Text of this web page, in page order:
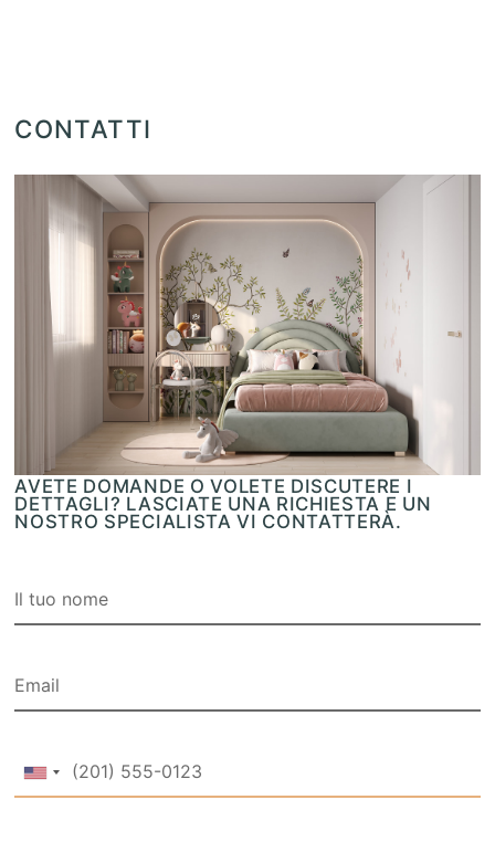
CONTATTI
AVETE DOMANDE O VOLETE DISCUTERE I
DETTAGLI? LASCIATE UNA RICHIESTA E UN
NOSTRO SPECIALISTA VI CONTATTERÀ.